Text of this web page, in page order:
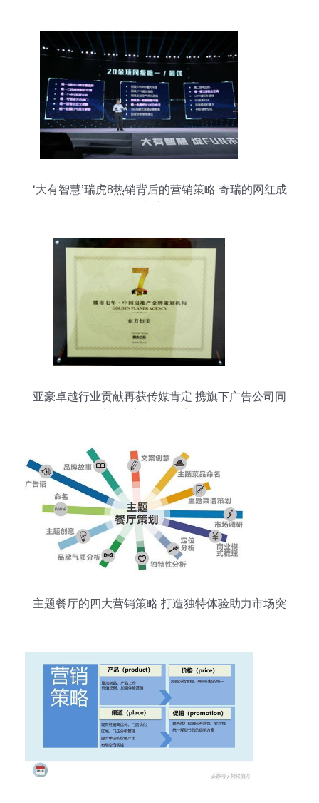
‘大有智慧’瑞虎8热销背后的营销策略 奇瑞的网红成
亚豪卓越行业贡献再获传媒肯定 携旗下广告公司同
主题餐厅的四大营销策略 打造独特体验助力市场突